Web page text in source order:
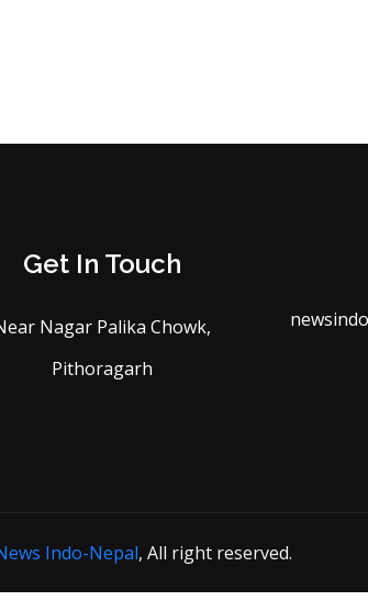
Get In Touch
Nagar Palika Chowk,
Pithoragarh
Indo-Nepal, All right reserved.